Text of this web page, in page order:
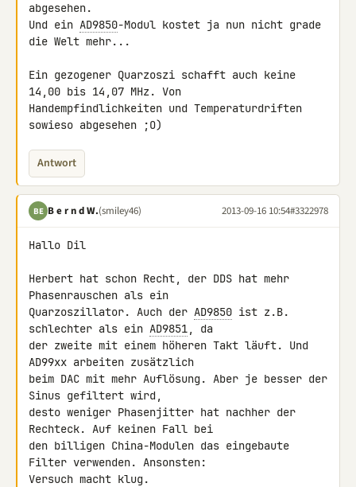
abgesehen.
Und ein AD9850-Modul kostet ja nun nicht grade
die Welt mehr...
Ein gezogener Quarzoszi schafft auch keine
14,00 bis 14,07 MHz. Von
Handempfindlichkeiten und Temperaturdriften
sowieso abgesehen ;O)
Antwort
BE B e r n d W.(smiley46) 2013-09-16 10:54#3322978
Hallo Dil
Herbert hat schon Recht, der DDS hat mehr
Phasenrauschen als ein
Quarzoszillator. Auch der AD9850 ist z.B.
schlechter als ein AD9851, da
der zweite mit einem höheren Takt läuft. Und
AD99xx arbeiten zusätzlich
beim DAC mit mehr Auflösung. Aber je besser der
Sinus gefiltert wird,
desto weniger Phasenjitter hat nachher der
Rechteck. Auf keinen Fall bei
den billigen China-Modulen das eingebaute
Filter verwenden. Ansonsten:
Versuch macht klug.